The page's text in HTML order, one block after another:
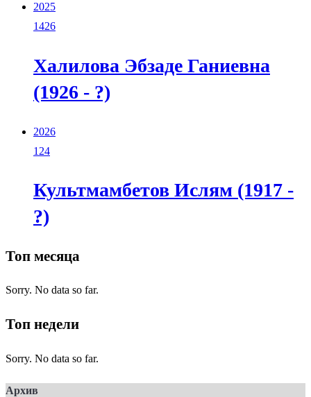
2025
1426
Халилова Эбзаде Ганиевна
(1926 - ?)
2026
124
Культмамбетов Ислям (1917 -
?)
Топ месяца
Sorry. No data so far.
Топ недели
Sorry. No data so far.
Архив